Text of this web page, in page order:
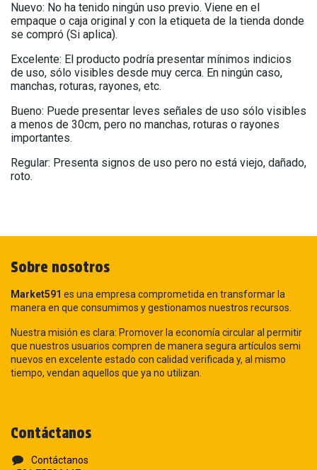
Nuevo: No ha tenido ningún uso previo. Viene en el
empaque o caja original y con la etiqueta de la tienda donde
se compró (Si aplica).
Excelente: El producto podría presentar mínimos indicios
de uso, sólo visibles desde muy cerca. En ningún caso,
manchas, roturas, rayones, etc.
Bueno: Puede presentar leves señales de uso sólo visibles
a menos de 30cm, pero no manchas, roturas o rayones
importantes.
Regular: Presenta signos de uso pero no está viejo, dañado,
roto.
Sobre nosotros
Market591 es una empresa comprometida en transformar la
manera en que consumimos y gestionamos nuestros recursos.
Nuestra misión es clara: Promover la economía circular al permitir
que nuestros usuarios compren de manera segura artículos semi
nuevos en excelente estado con calidad verificada y, al mismo
tiempo, vendan aquellos que ya no utilizan.
Contáctanos
Contáctanos